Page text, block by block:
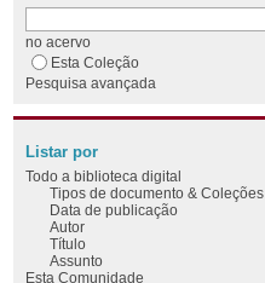
no acervo
Esta Coleção
Pesquisa avançada
Listar por
Todo a biblioteca digital
Tipos de documento & Coleções
Data de publicação
Autor
Título
Assunto
Esta Comunidade